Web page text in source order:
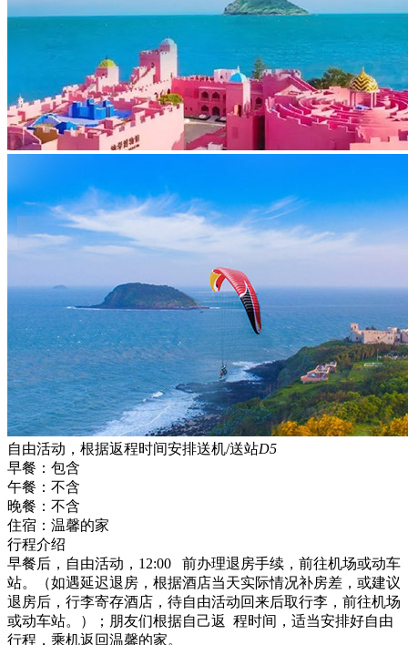
自由活动，根据返程时间安排送机/送站D5
早餐： 包含
午餐： 不含
晚餐： 不含
住宿： 温馨的家
行程介绍
早餐后，自由活动，12:00 前办理退房手续，前往机场或动车
站。（如遇延迟退房，根据酒店当天实际情况补房差，或建议
退房后，行李寄存酒店，待自由活动回来后取行李，前往机场
或动车站。）；朋友们根据自己返 程时间，适当安排好自由
行程，乘机返回温馨的家。